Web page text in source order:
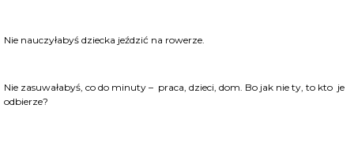
Nie nauczyłabyś dziecka jeździć na rowerze.
Nie zasuwałabyś, co do minuty – praca, dzieci, dom. Bo jak nie ty, to kto je
odbierze?